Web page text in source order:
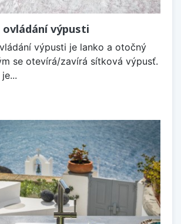
ovládání výpusti
výpusti je lanko a otočný
se otevírá/zavírá sítková výpusť.